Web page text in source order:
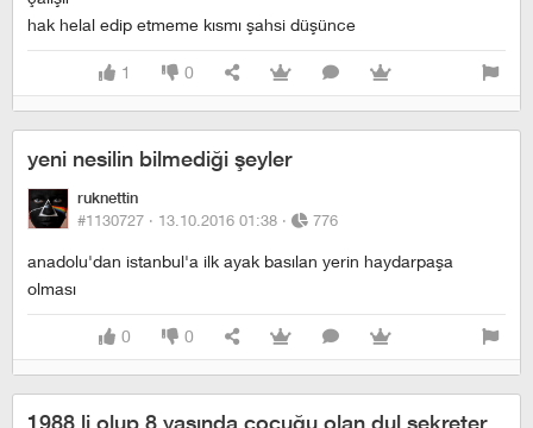
hak helal edip etmeme kısmı şahsi düşünce
1 0
yeni nesilin bilmediği şeyler
ruknettin
#1130727 · 13.10.2016 01:38 · 776
anadolu'dan istanbul'a ilk ayak basılan yerin haydarpaşa
olması
0 0
1988 li olup 8 yaşında çocuğu olan dul sekreter